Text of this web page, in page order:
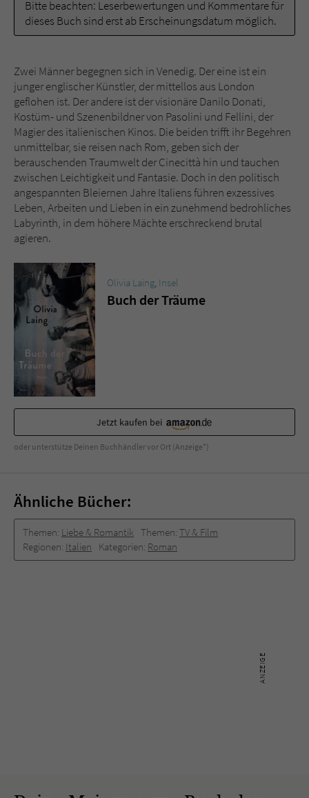
Bitte beachten: Leserbewertungen und Kommentare für
dieses Buch sind erst ab Erscheinungsdatum möglich.
Zwei Männer begegnen sich in Venedig. Der eine ist ein
junger englischer Künstler, der mittellos aus London
geflohen ist. Der andere ist der visionäre Danilo Donati,
Kostüm- und Szenenbildner von Pasolini und Fellini, der
Magier des italienischen Kinos. Die beiden trifft ihr Begehren
unmittelbar, sie reisen nach Rom, geben sich der
berauschenden Traumwelt der Cinecittà hin und tauchen
zwischen Leichtigkeit und Fantasie. Doch in den politisch
angespannten Bleiernen Jahre Italiens führen exzessives
Leben, Arbeiten und Lieben in ein zunehmend bedrohliches
Labyrinth, in dem höhere Mächte erschreckend brutal
agieren.
Olivia Laing, Insel
Buch der Träume
Jetzt kaufen bei
oder unterstütze Deinen Buchhändler vor Ort (Anzeige*)
Ähnliche Bücher:
Themen: Liebe & Romantik Themen: TV & Film
Regionen: Italien Kategorien: Roman
Name tx_pwcomments_ahash
Anbieter Literatur-Couch Medien GmbH & Co. KG
Laufzeit 1 Jahr
Zweck Cookie für Kommentare einzelner Buchtitel
Name fe_typo_user
Anbieter Literatur-Couch Medien GmbH & Co. KG
Laufzeit
Zweck
Kommunikation der Webseite mit dem
Benutzer. Es wird benötigt um z. B. den